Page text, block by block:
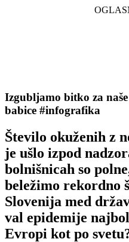
Izgubljamo bitko za
babice #infografika
Število okuženih z
je ušlo izpod
bolnišnicah so
beležimo rekordno
Slovenija med
val epidemije
Evropi kot po